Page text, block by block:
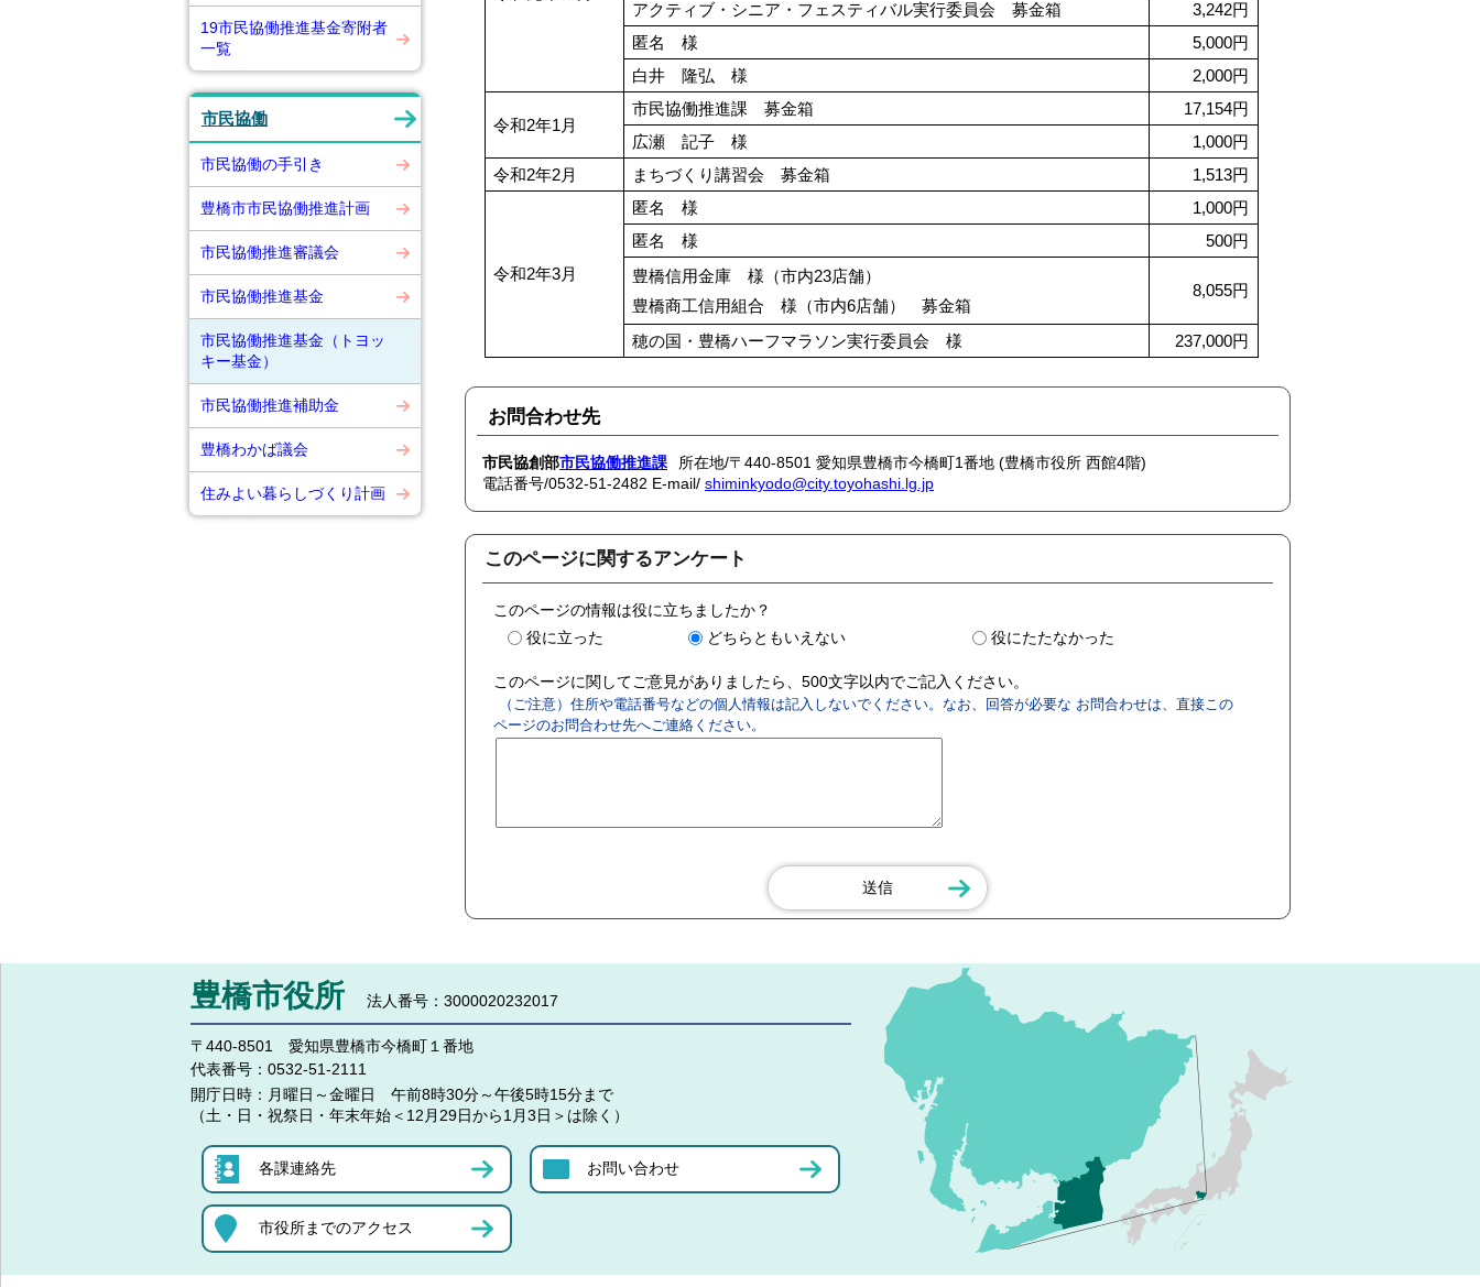
19市民協働推進基金寄附者
一覧
市民協働
市民協働の手引き
豊橋市市民協働推進計画
市民協働推進審議会
市民協働推進基金
市民協働推進基金（トヨッ
キー基金）
市民協働推進補助金
豊橋わかば議会
住みよい暮らしづくり計画
アクティブ・シニア・フェスティバル実行委員会 募金箱
3,242円
匿名 様
5,000円
白井 隆弘 様
2,000円
令和2年1月
市民協働推進課 募金箱
17,154円
広瀬 記子 様
1,000円
令和2年2月
まちづくり講習会 募金箱 1,513円
令和2年3月
匿名 様
1,000円
匿名 様
500円
豊橋信用金庫 様（市内23店舗）
豊橋商工信用組合 様（市内6店舗） 募金箱
8,055円
穂の国・豊橋ハーフマラソン実行委員会 様 237,000円
お問合わせ先
市民協創部市民協働推進課
所在地/〒440-8501 愛知県豊橋市今橋町1番地 (豊橋市役所 西館4階)
電話番号/0532-51-2482 E-mail/ shiminkyodo@city.toyohashi.lg.jp
このページに関するアンケート
このページの情報は役に立ちましたか？
役に立った
どちらともいえない 役にたたなかった
このページに関してご意見がありましたら、500文字以内でご記入ください。
（ご注意）住所や電話番号などの個人情報は記入しないでください。なお、回答が必要な お問合わせは、直接この
ページのお問合わせ先へご連絡ください。
豊橋市役所 法人番号：3000020232017
〒440-8501 愛知県豊橋市今橋町１番地
代表番号： 0532-51-2111
開庁日時： 月曜日～金曜日 午前8時30分～午後5時15分まで
（土・日・祝祭日・年末年始＜12月29日から1月3日＞は除く）
各課連絡先 お問い合わせ
市役所までのアクセス